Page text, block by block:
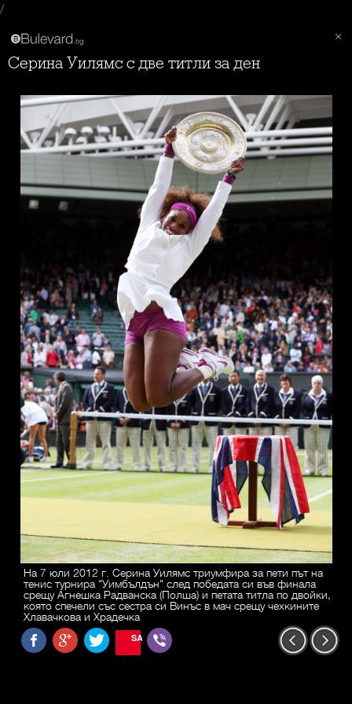
/
Серина Уилямс с две титли за ден
На 7 юли 2012 г. Серина Уилямс триумфира за пети път на
тенис турнира "Уимбълдън" след победата си във финала
срещу Агнешка Радванска (Полша) и петата титла по двойки,
която спечели със сестра си Винъс в мач срещу чехкините
Хлавачкова и Храдечка
SAVE